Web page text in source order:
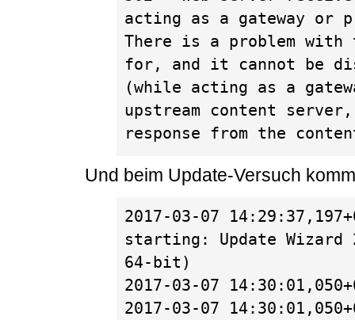
acting as a gateway or
There is a problem with
for, and it cannot be
(while acting as a
upstream content
response from the
Und beim Update-Versuch
2017-03-07
starting: Update Wizard
64-bit)
2017-03-07
2017-03-07